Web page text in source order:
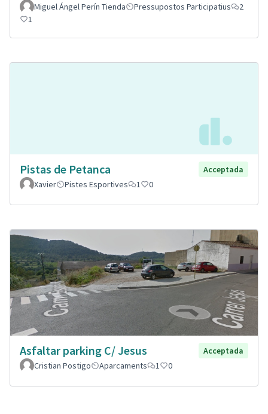
Miguel Ángel Perín Tienda Pressupostos Participatius
2
1
Pistas de Petanca
Acceptada
Xavier
Pistes Esportives 1 0
Asfaltar parking C/ Jesus
Acceptada
Cristian Postigo
Aparcaments 1 0